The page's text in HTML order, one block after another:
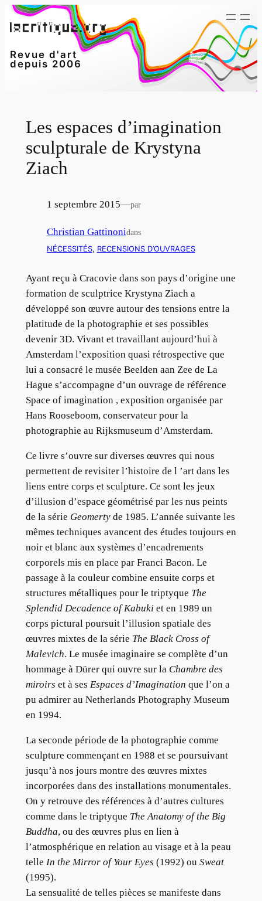
Aller
au
Revue d'art
depuis 2006
Les espaces d’imagination
sculpturale de Krystyna
Ziach
1 septembre 2015—par
Christian Gattinonidans
NÉCESSITÉS, RECENSIONS D’OUVRAGES
Ayant reçu à Cracovie dans son pays d’origine une
formation de sculptrice Krystyna Ziach a
développé son œuvre autour des tensions entre la
platitude de la photographie et ses possibles
devenir 3D. Vivant et travaillant aujourd’hui à
Amsterdam l’exposition quasi rétrospective que
lui a consacré le musée Beelden aan Zee de La
Hague s’accompagne d’un ouvrage de référence
Space of imagination , exposition organisée par
Hans Rooseboom, conservateur pour la
photographie au Rijksmuseum d’Amsterdam.
Ce livre s’ouvre sur diverses œuvres qui nous
permettent de revisiter l’histoire de l ’art dans les
liens entre corps et sculpture. Ce sont les jeux
d’illusion d’espace géométrisé par les nus peints
de la série Geomertyde 1985. L’année suivante les
mêmes techniques avancent des études toujours en
noir et blanc aux systèmes d’encadrements
corporels mis en place par Franci Bacon. Le
passage à la couleur combine ensuite corps et
structures métalliques pour le triptyque The
Splendid Decadence of Kabuki et en 1989 un
corps pictural poursuit l’illusion spatiale des
œuvres mixtes de la série The Black Cross of
Malevich. Le musée imaginaire se complète d’un
hommage à Dürer qui ouvre sur la Chambre des
miroirs et à ses Espaces d’Imagination que l’on a
pu admirer au Netherlands Photography Museum
en 1994.
La seconde période de la photographie comme
sculpture commençant en 1988 et se poursuivant
jusqu’à nos jours montre des œuvres mixtes
incorporées dans des installations monumentales.
On y retrouve des références à d’autres cultures
comme dans le triptyque The Anatomy of the Big
Buddha, ou des œuvres plus en lien à
l’atmosphérique en relation au visage et à la peau
telle In the Mirror of Your Eyes (1992) ou Sweat
(1995).
La sensualité de telles pièces se manifeste dans